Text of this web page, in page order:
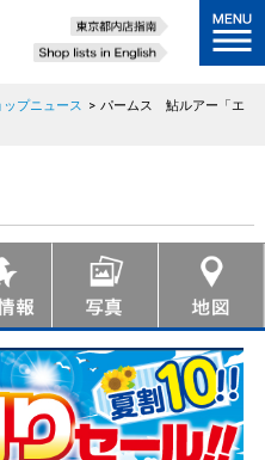
プニュース > パームス 鮎ルアー「エ